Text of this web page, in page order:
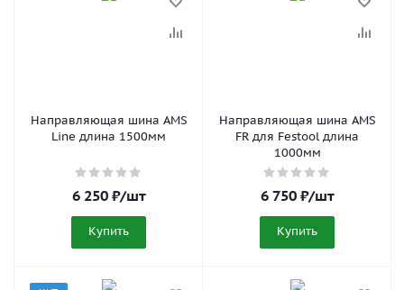
Направляющая шина AMS
Line длина 1500мм
6 250₽/шт
Купить
Направляющая шина AMS
FR для Festool длина
1000мм
6 750₽/шт
Купить